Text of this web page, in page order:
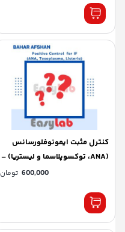
کنترل مثبت ایمونوفلورسانس
(ANA، توکسوپلاسما و لیستریا) –
600,000 تومان